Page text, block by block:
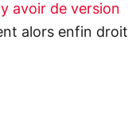
avoir de version
alors enfin droit